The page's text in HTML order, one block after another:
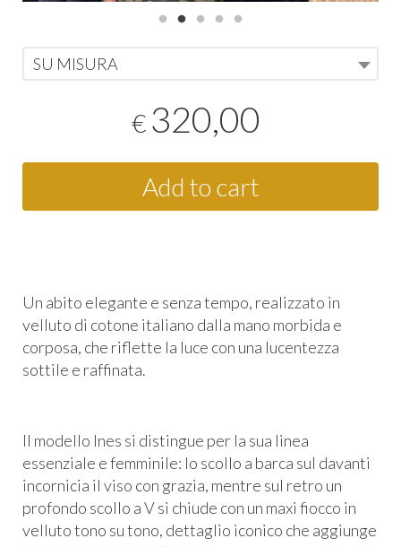
SU MISURA
€ 320,00
Add to cart
Un abito elegante e senza tempo, realizzato in
velluto di cotone italiano dalla mano morbida e
corposa, che riflette la luce con una lucentezza
sottile e raffinata.
Il modello Ines si distingue per la sua linea
essenziale e femminile: lo scollo a barca sul davanti
incornicia il viso con grazia, mentre sul retro un
profondo scollo a V si chiude con un maxi fiocco in
velluto tono su tono, dettaglio iconico che aggiunge